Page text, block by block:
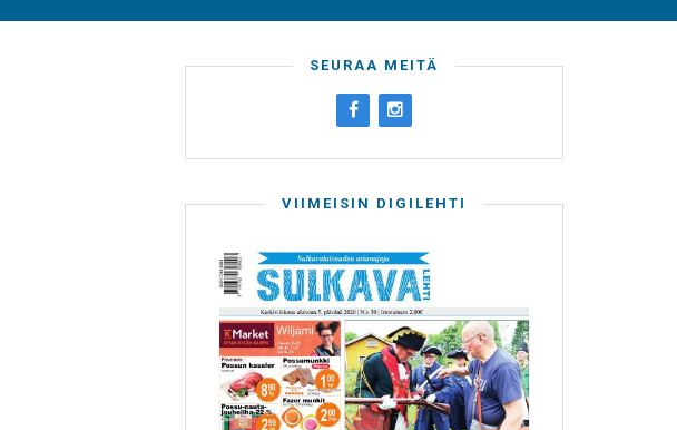
SEURAA MEITÄ
VIIMEISIN DIGILEHTI